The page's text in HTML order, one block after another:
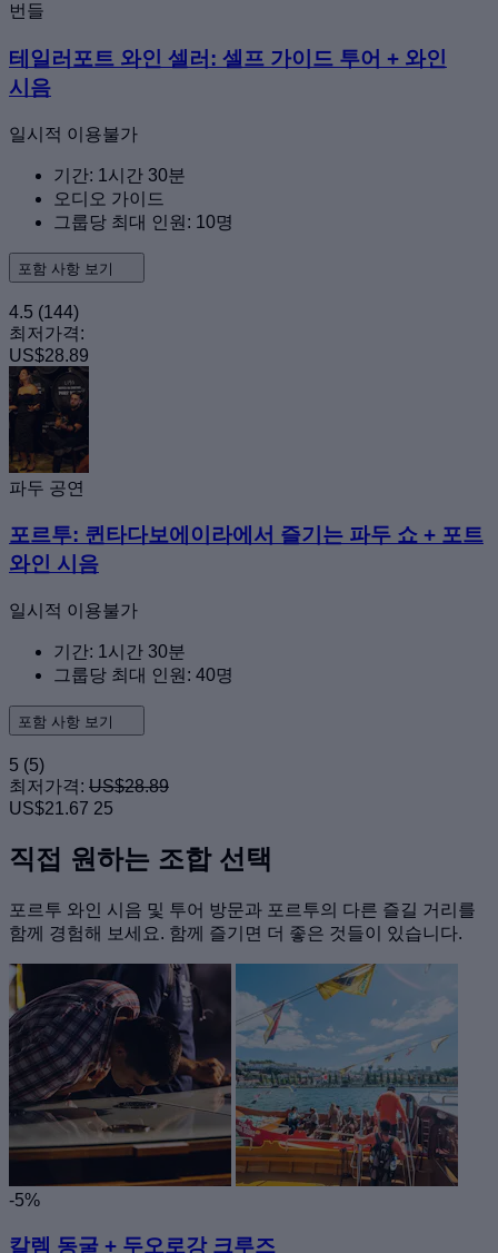
번들
테일러포트 와인 셀러: 셀프 가이드 투어 + 와인
시음
일시적 이용불가
기간: 1시간 30분
오디오 가이드
그룹당 최대 인원: 10명
포함 사항 보기
4.5 (144)
최저가격:
US$28.89
파두 공연
포르투: 퀸타다보에이라에서 즐기는 파두 쇼 + 포트
와인 시음
일시적 이용불가
기간: 1시간 30분
그룹당 최대 인원: 40명
포함 사항 보기
5 (5)
최저가격: US$28.89
US$21.67 25
직접 원하는 조합 선택
포르투 와인 시음 및 투어 방문과 포르투의 다른 즐길 거리를
함께 경험해 보세요. 함께 즐기면 더 좋은 것들이 있습니다.
-5%
칼렘 동굴 + 두오로강 크루즈